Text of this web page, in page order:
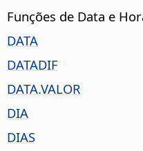
Funções de Data e
DATA
DATADIF
DATA.VALOR
DIA
DIAS